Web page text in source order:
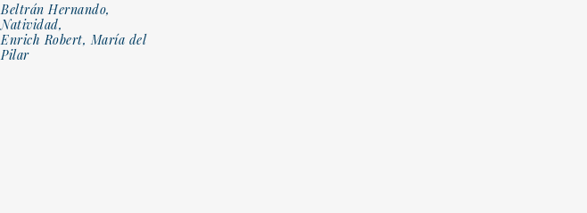
Beltrán Hernando,
Natividad,
Enrich Robert, María del
Pilar